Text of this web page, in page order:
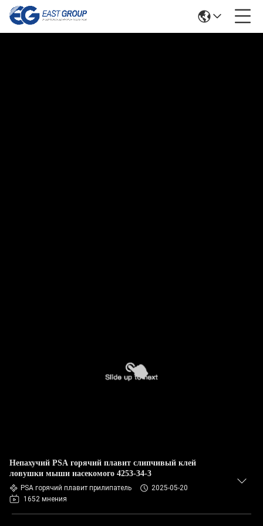
Непахучий PSA горячий плавит слипчивый клей
ловушки мыши насекомого 4253-34-3
PSA горячий плавит прилипатель
2025-05-20
1652 мнения